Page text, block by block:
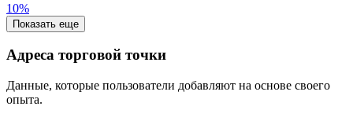
10%
Показать еще
Адреса торговой точки
Данные, которые пользователи добавляют на основе своего
опыта.